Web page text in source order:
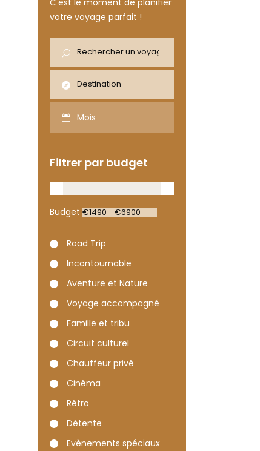
C'est le moment de planifier
votre voyage parfait !
Mois
Filtrer par budget
Budget
Road Trip
Incontournable
Aventure et Nature
Voyage accompagné
Famille et tribu
Circuit culturel
Chauffeur privé
Cinéma
Rétro
Détente
Evènements spéciaux